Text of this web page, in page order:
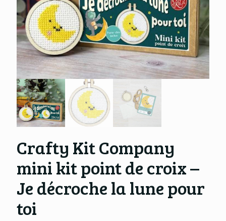
Crafty Kit Company
mini kit point de croix –
Je décroche la lune pour
toi